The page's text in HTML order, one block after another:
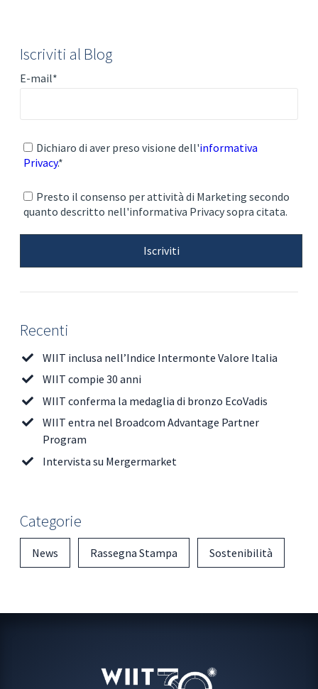
Iscriviti al Blog
E-mail*
Dichiaro di aver preso visione dell'informativa
Privacy.*
Presto il consenso per attività di Marketing secondo
quanto descritto nell'informativa Privacy sopra citata.
Recenti
WIIT inclusa nell’Indice Intermonte Valore Italia
WIIT compie 30 anni
WIIT conferma la medaglia di bronzo EcoVadis
WIIT entra nel Broadcom Advantage Partner
Program
Intervista su Mergermarket
Categorie
News Rassegna Stampa Sostenibilità